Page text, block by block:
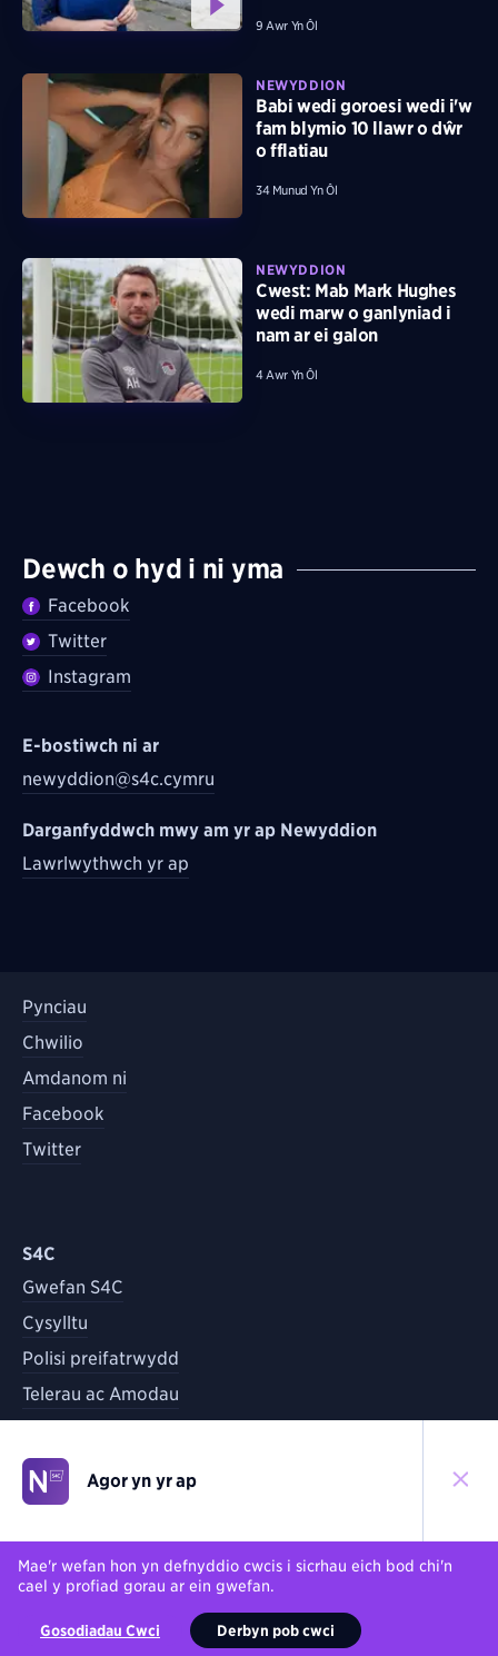
9 Awr Yn Ôl
NEWYDDION
Babi wedi goroesi wedi i'w
fam blymio 10 llawr o dŵr
o fflatiau
34 Munud Yn Ôl
NEWYDDION
Cwest: Mab Mark Hughes
wedi marw o ganlyniad i
nam ar ei galon
4 Awr Yn Ôl
Dewch o hyd i ni yma
Facebook
Twitter
Instagram
E-bostiwch ni ar
newyddion@s4c.cymru
Darganfyddwch mwy am yr ap Newyddion
Lawrlwythwch yr ap
Pynciau
Chwilio
Amdanom ni
Facebook
Twitter
S4C
Gwefan S4C
Cysylltu
Polisi preifatrwydd
Telerau ac Amodau
Yn ôl i'r brig
Mae'r wefan hon yn defnyddio cwcis i sicrhau eich bod chi'n
cael y profiad gorau ar ein gwefan.
Gosodiadau Cwci Derbyn pob cwci
Agor yn yr ap